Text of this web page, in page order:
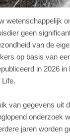
wetenschappelijk
geen
van de
op basis van
in 2026
van gegevens uit
onderzoek
jaren worden